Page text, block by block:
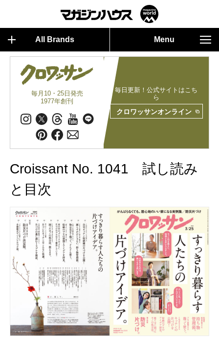
All Brands Menu
毎月10・25日発売
1977年創刊
毎日更新！公式サイトはこち
ら
クロワッサンオンライン
Croissant No. 1041 試し読み
と目次